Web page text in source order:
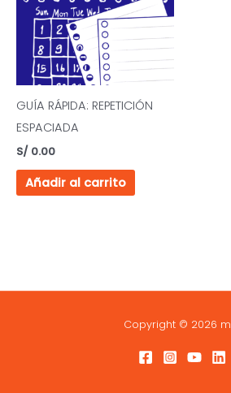
GUÍA RÁPIDA: REPETICIÓN
ESPACIADA
S/ 0.00
Añadir al carrito
Copyright © 2026